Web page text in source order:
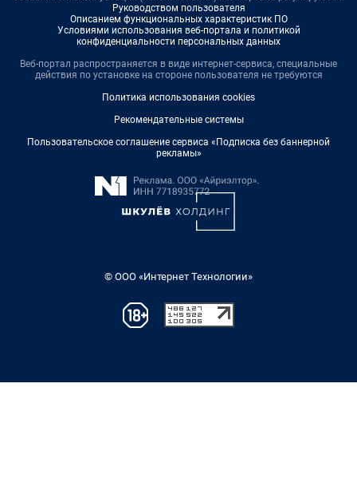
Руководством пользователя
Описанием функциональных характеристик ПО
Условиями использования веб-портала и политикой
конфиденциальности персональных данных
Веб-портал распространяется в виде интернет-сервиса, специальные
действия по установке на стороне пользователя не требуются
Политика использования cookies
Рекомендательные системы
Пользовательское соглашение сервиса «Подписка без баннерной
рекламы»
© ООО «Интернет Технологии»